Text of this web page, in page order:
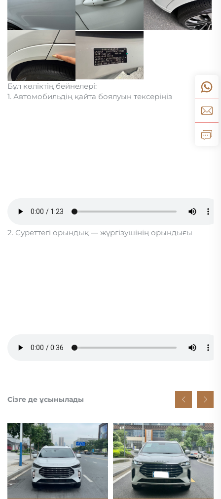
Бұл көліктің бейнелері:
1. Автомобильдің қайта боялуын тексеріңіз
2. Суреттегі орындық — жүргізушінің орындығы
Сізге де ұсынылады